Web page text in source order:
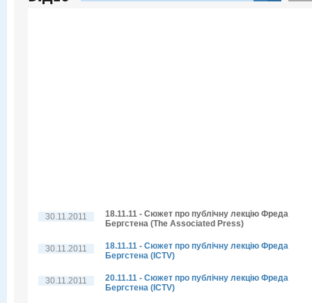
30.11.2011
18.11.11 - Сюжет про публічну лекцію Фреда
Бергстена (The Associated Press)
30.11.2011
18.11.11 - Сюжет про публічну лекцію Фреда
Бергстена (ICTV)
30.11.2011
20.11.11 - Сюжет про публічну лекцію Фреда
Бергстена (ICTV)